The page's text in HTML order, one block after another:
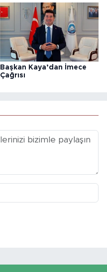
Başkan Kaya’dan İmece
Çağrısı